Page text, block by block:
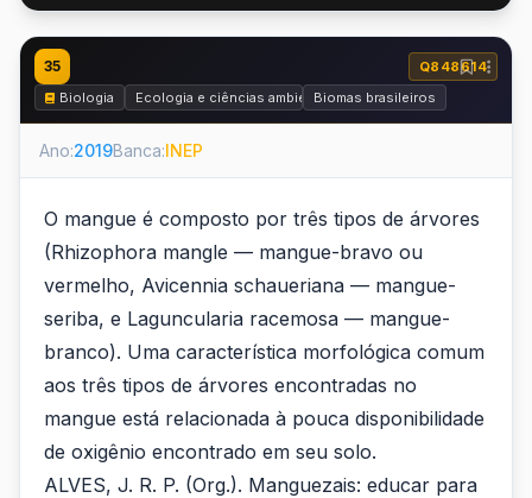
35
Q848614
Biologia
Ecologia e ciências ambientaisBiomas brasileiros
Ano:2019Banca:INEP
O mangue é composto por três tipos de árvores
(Rhizophora mangle — mangue-bravo ou
vermelho, Avicennia schaueriana — mangue-
seriba, e Laguncularia racemosa — mangue-
branco). Uma característica morfológica comum
aos três tipos de árvores encontradas no
mangue está relacionada à pouca disponibilidade
de oxigênio encontrado em seu solo.
ALVES, J. R. P. (Org.). Manguezais: educar para